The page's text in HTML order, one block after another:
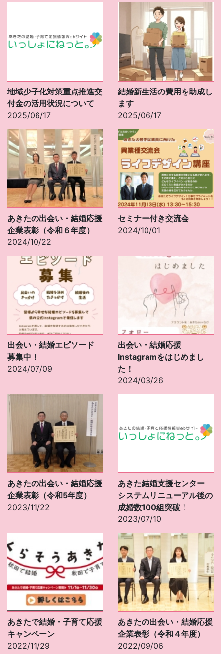
地域少子化対策重点推進交
付金の活用状況について
2025/06/17
結婚新生活の費用を助成し
ます
2025/06/17
あきたの出会い・結婚応援
企業表彰（令和６年度）
2024/10/22
セミナー付き交流会
2024/10/01
出会い・結婚エピソード
募集中！
2024/07/09
出会い・結婚応援
Instagramをはじめまし
た！
2024/03/26
あきたの出会い・結婚応援
企業表彰（令和5年度）
2023/11/22
あきた結婚支援センター
システムリニューアル後の
成婚数100組突破！
2023/07/10
あきたで結婚・子育て応援
キャンペーン
2022/11/29
あきたの出会い・結婚応援
企業表彰（令和４年度）
2022/09/06